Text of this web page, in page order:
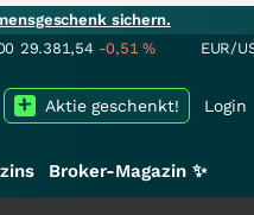
sichern.
29.381,54 -0,51% EUR/
Login
Aktie geschenkt!
Broker-Magazin ✨